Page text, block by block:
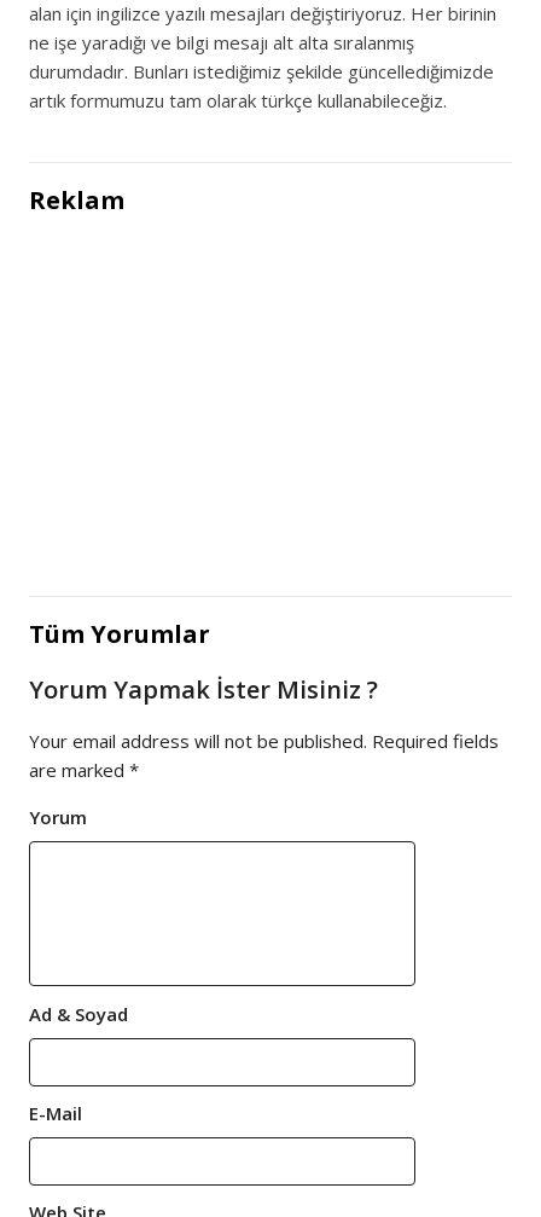
alan için ingilizce yazılı mesajları değiştiriyoruz. Her birinin
ne işe yaradığı ve bilgi mesajı alt alta sıralanmış
durumdadır. Bunları istediğimiz şekilde güncellediğimizde
artık formumuzu tam olarak türkçe kullanabileceğiz.
Reklam
Tüm Yorumlar
Yorum Yapmak İster Misiniz ?
Your email address will not be published. Required fields
are marked *
Yorum
Ad & Soyad
E-Mail
Web Site